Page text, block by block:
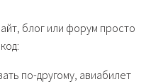
блог или форум просто
по-другому, авиабилет